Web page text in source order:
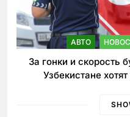
АВТО
За гонки и скорость
Узбекистане